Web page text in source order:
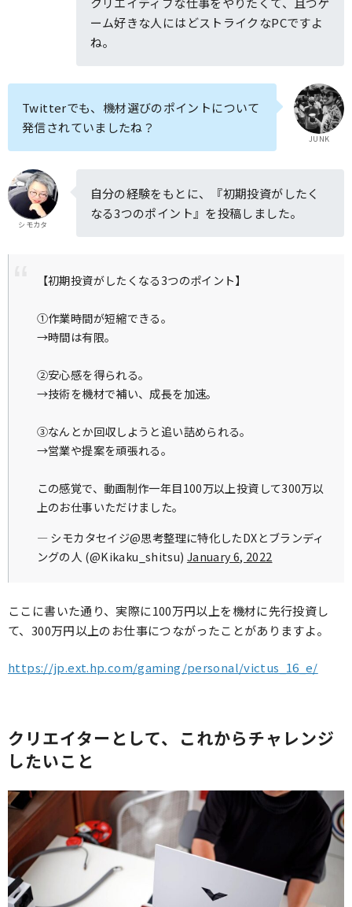
ーム好きな人にはどストライクなPCですよ
ね。
JUNK
Twitterでも、機材選びのポイントについて
発信されていましたね？
シモカタ
自分の経験をもとに、『初期投資がしたく
なる3つのポイント』を投稿しました。
【初期投資がしたくなる3つのポイント】
①作業時間が短縮できる。
→時間は有限。
②安心感を得られる。
→技術を機材で補い、成長を加速。
③なんとか回収しようと追い詰められる。
→営業や提案を頑張れる。
この感覚で、動画制作一年目100万以上投資して300万以
上のお仕事いただけました。
— シモカタセイジ@思考整理に特化したDXとブランディ
ングの人 (@Kikaku_shitsu) January 6, 2022
ここに書いた通り、実際に100万円以上を機材に先行投資し
て、300万円以上のお仕事につながったことがありますよ。
https://jp.ext.hp.com/gaming/personal/victus_16_e/
クリエイターとして、これからチャレンジ
したいこと